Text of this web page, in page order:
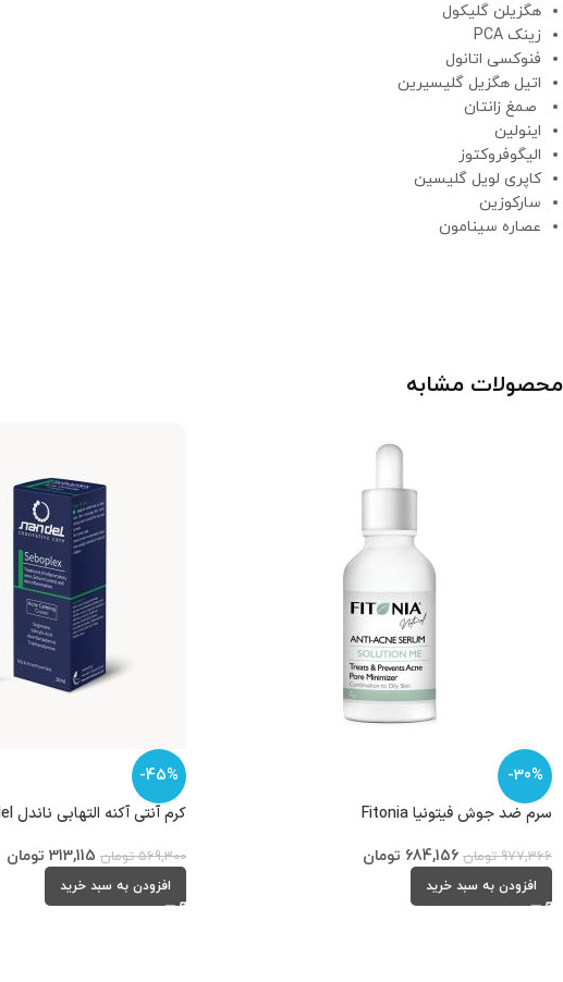
هگزیلن گلیکول
زینک PCA
فنوکسی اتانول
اتیل هگزیل گلیسیرین
صمغ زانتان
اینولین
الیگوفروکتوز
کاپری لویل گلیسین
سارکوزین
عصاره سینامون
محصولات مشابه
-30%
سرم ضد جوش فیتونیا Fitonia
977,366 تومان 684,156 تومان
افزودن به سبد خرید
-45%
کرم آنتی آکنه التهابی ناندل Nandel
569,300 تومان 313,115 تومان
افزودن به سبد خرید